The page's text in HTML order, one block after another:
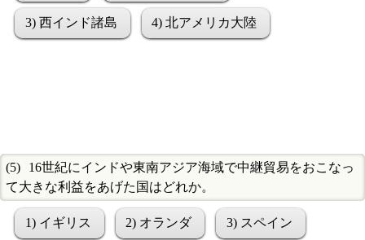
3) 西インド諸島 4) 北アメリカ大陸
16世紀にインドや東南アジア海域で中継貿易をおこなっ
て大きな利益をあげた国はどれか。
1) イギリス 2) オランダ 3) スペイン